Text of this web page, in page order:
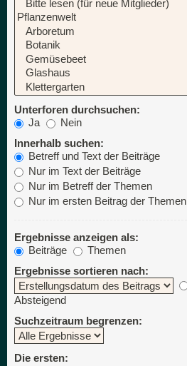
Unterforen durchsuchen:
Ja
Nein
Innerhalb suchen:
Betreff und Text der Beiträge
Nur im Text der Beiträge
Nur im Betreff der Themen
Nur im ersten Beitrag der Themen
Ergebnisse anzeigen als:
Beiträge
Themen
Ergebnisse sortieren nach:
Absteigend
Suchzeitraum begrenzen:
Die ersten: